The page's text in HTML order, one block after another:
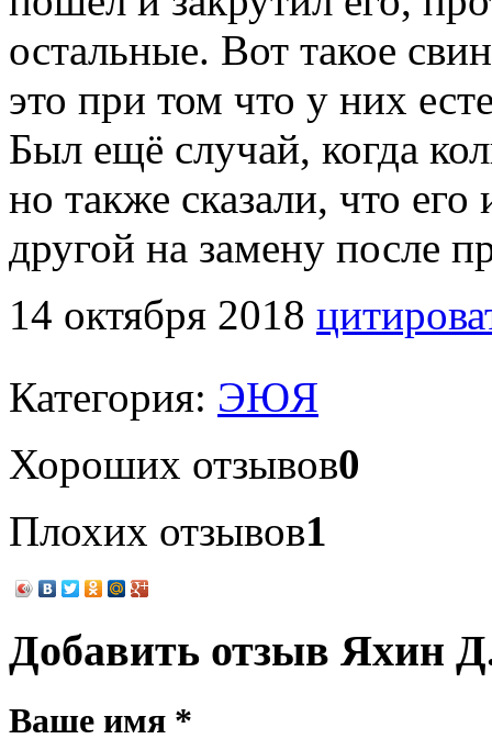
остальные. Вот такое
это при том что у них
Был ещё случай, когда
но также сказали, что
другой на замену после
14 октября 2018
Категория: ЭЮЯ
Хороших отзывов0
Плохих отзывов1
Добавить отзыв Яхин
Ваше имя *